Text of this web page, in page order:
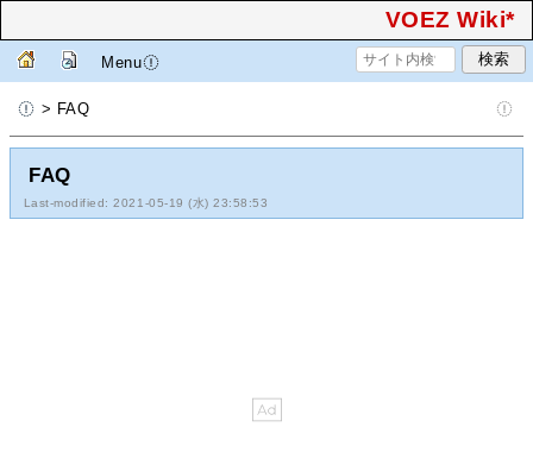
VOEZ Wiki*
Menu
> FAQ
FAQ
Last-modified: 2021-05-19 (水) 23:58:53